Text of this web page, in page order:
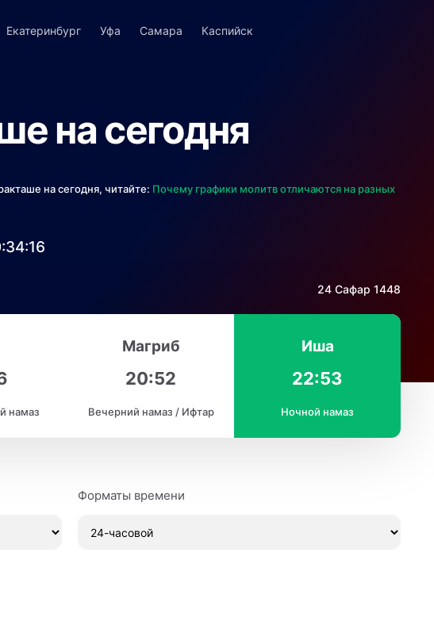
Екатеринбург Уфа Самара Каспийск
на сегодня
на сегодня, читайте: Почему графики молитв отличаются на разных
24 Сафар 1448
намаз
Магриб
20:52
Вечерний намаз / Ифтар
Иша
22:53
Ночной намаз
Форматы времени